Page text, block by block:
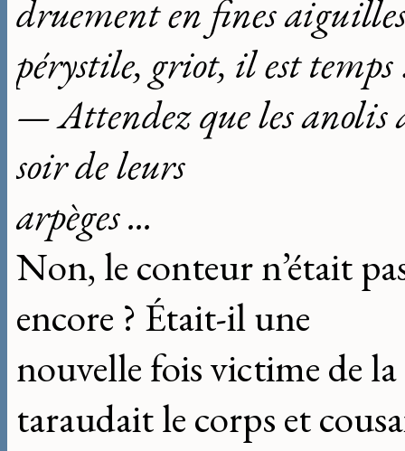
druement en fines
pérystile, griot, il est temps
— Attendez que les anolis
soir de leurs
arpèges ...
Non, le conteur n’était
encore ? Était-il une
nouvelle fois victime de
taraudait le corps et